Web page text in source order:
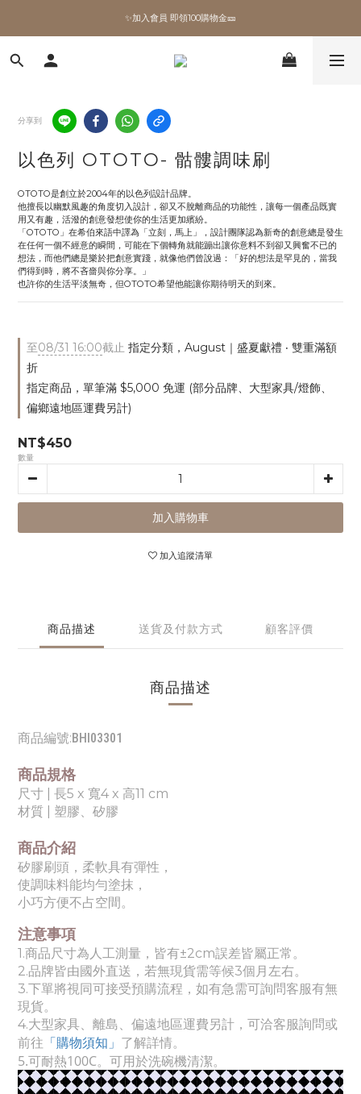
✨加入會員 即領100購物金🎫
✨加入會員 即領100購物金🎫
全館滿額現折🔥
✨加入會員 即領100購物金🎫
分享到
以色列 OTOTO- 骷髏調味刷
OTOTO是創立於2004年的以色列設計品牌。
他擅長以幽默風趣的角度切入設計，卻又不脫離商品的功能性，讓每一個產品既實
用又有趣，活潑的創意發想使你的生活更加繽紛。
「OTOTO」在希伯來語中譯為「立刻，馬上」，設計團隊認為新奇的創意總是發生
在任何一個不經意的瞬間，可能在下個轉角就能蹦出讓你意料不到卻又興奮不已的
想法，而他們總是樂於把創意實踐，就像他們曾說過：「好的想法是罕見的，當我
們得到時，將不吝嗇與你分享。」
也許你的生活平淡無奇，但OTOTO希望他能讓你期待明天的到來。
至08/31 16:00截止 指定分類，August｜盛夏獻禮 ‧ 雙重滿額
折
指定商品，單筆滿 $5,000 免運 (部分品牌、大型家具/燈飾、
偏鄉遠地區運費另計)
NT$450
數量
加入購物車
加入追蹤清單
商品描述 送貨及付款方式 顧客評價
商品描述
商品編號:BHI03301
商品規格
尺寸 | 長5 x 寬4 x 高11 cm
材質 | 塑膠、矽膠
商品介紹
矽膠刷頭， 柔軟具有彈性，
使調味料能均勻塗抹，
小巧方便不占空間。
注意事項
1.商品尺寸為人工測量，皆有±2cm誤差皆屬正常。
2.品牌皆由國外直送，若無現貨需等候3個月左右。
3.下單將視同可接受預購流程，如有急需可詢問客服有無
現貨。
4.大型家具、離島、偏遠地區運費另計，可洽客服詢問或
前往 「購物須知」 了解詳情。
5.可耐熱100C。可用於洗碗機清潔。